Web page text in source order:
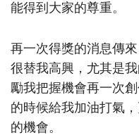
能得到大家的尊重。
再一次得獎的消息傳
很替我高興，尤其是
勵我把握機會再一次
的時候給我加油打氣
的機會。